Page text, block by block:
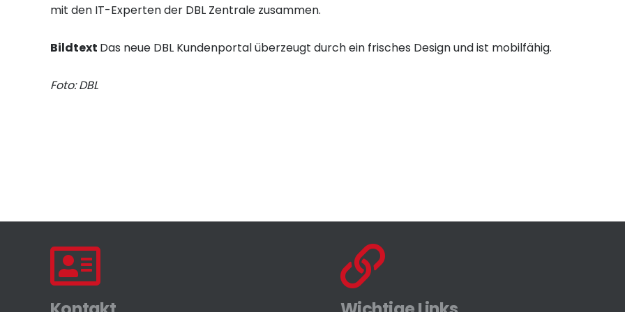
mit den IT-Experten der DBL Zentrale zusammen.
Bildtext Das neue DBL Kundenportal überzeugt durch ein frisches Design und ist mobilfähig.
Foto: DBL